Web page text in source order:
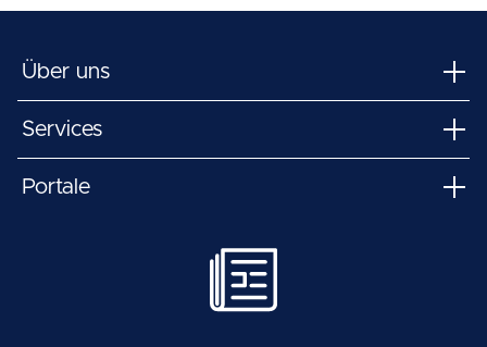
Über uns
Services
Portale